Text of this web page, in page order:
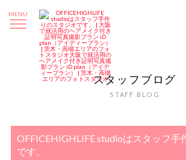
MENU
スタッフブログ
STAFF BLOG
OFFICEHIGHLIFE studioはスタッフ手
です。